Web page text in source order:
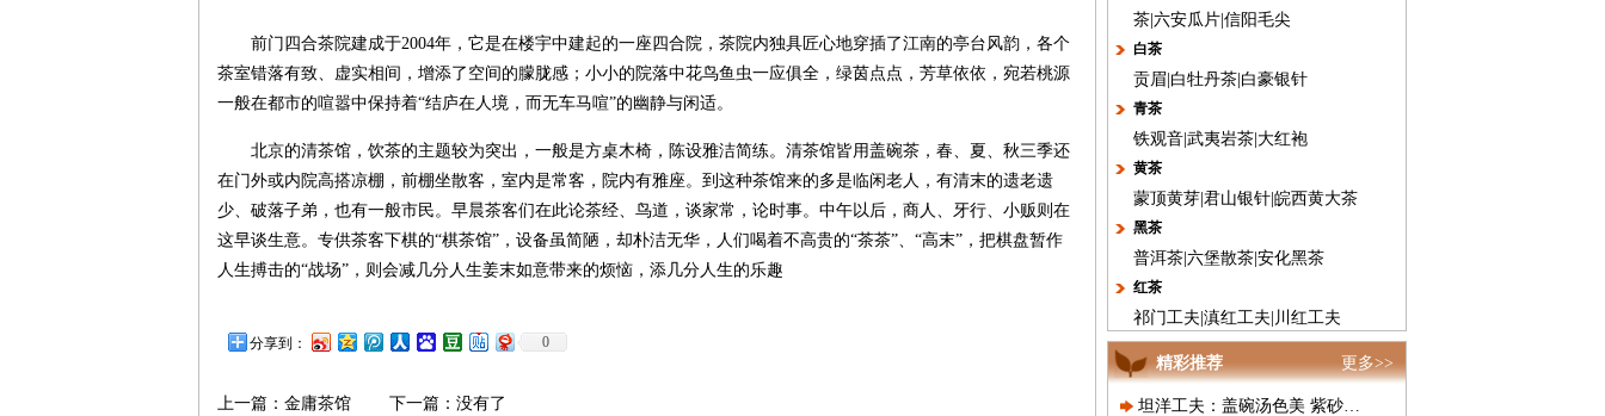
前门四合茶院建成于2004年，它是在楼宇中建起的一座四合院，茶院内独具匠心地穿插了江南的亭台风韵，各个
茶室错落有致、虚实相间，增添了空间的朦胧感；小小的院落中花鸟鱼虫一应俱全，绿茵点点，芳草依依，宛若桃源
一般在都市的喧嚣中保持着“结庐在人境，而无车马喧”的幽静与闲适。
北京的清茶馆，饮茶的主题较为突出，一般是方桌木椅，陈设雅洁简练。清茶馆皆用盖碗茶，春、夏、秋三季还
在门外或内院高搭凉棚，前棚坐散客，室内是常客，院内有雅座。到这种茶馆来的多是临闲老人，有清末的遗老遗
少、破落子弟，也有一般市民。早晨茶客们在此论茶经、鸟道，谈家常，论时事。中午以后，商人、牙行、小贩则在
这早谈生意。专供茶客下棋的“棋茶馆”，设备虽简陋，却朴洁无华，人们喝着不高贵的“茶茶”、“高末”，把棋盘暂作
人生搏击的“战场”，则会减几分人生姜末如意带来的烦恼，添几分人生的乐趣
分享到： 0
上一篇： 金庸茶馆 下一篇：没有了
茶 六安瓜片 信阳毛尖
白茶
贡眉 白牡丹茶 白豪银针
青茶
铁观音 武夷岩茶 大红袍
黄茶
蒙顶黄芽 君山银针 皖西黄大茶
黑茶
普洱茶 六堡散茶 安化黑茶
红茶
祁门工夫 滇红工夫 川红工夫
更多>>
精彩推荐
坦洋工夫：盖碗汤色美 紫砂滋味